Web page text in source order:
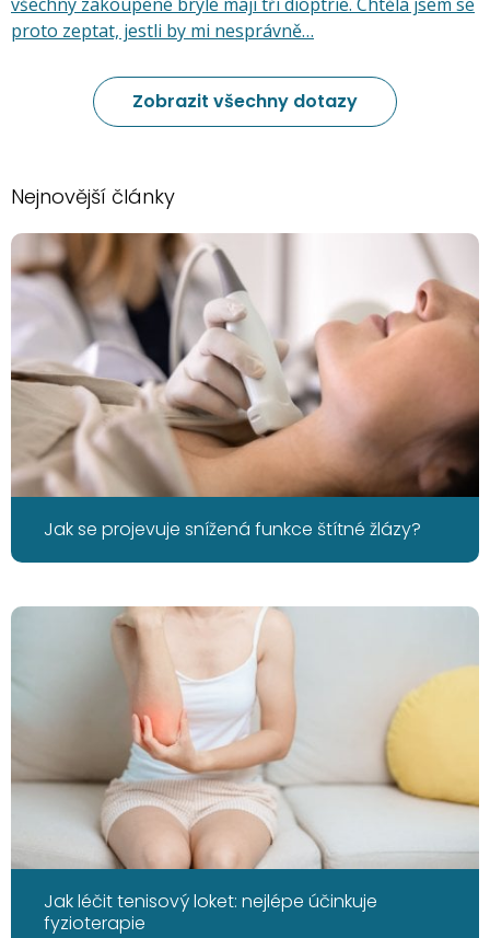
proto zeptat, jestli by mi nesprávně…
Zobrazit všechny dotazy
Nejnovější články
Jak se projevuje snížená funkce štítné žlázy?
Jak léčit tenisový loket: nejlépe účinkuje
fyzioterapie